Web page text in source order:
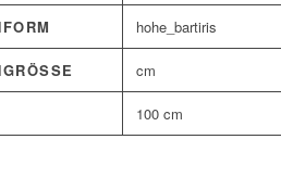
hohe_bartiris
cm
100 cm